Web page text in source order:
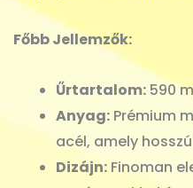
Főbb Jellemzők:
Űrtartalom: 590
Anyag: Prémium
acél, amely
Dizájn: Finoman